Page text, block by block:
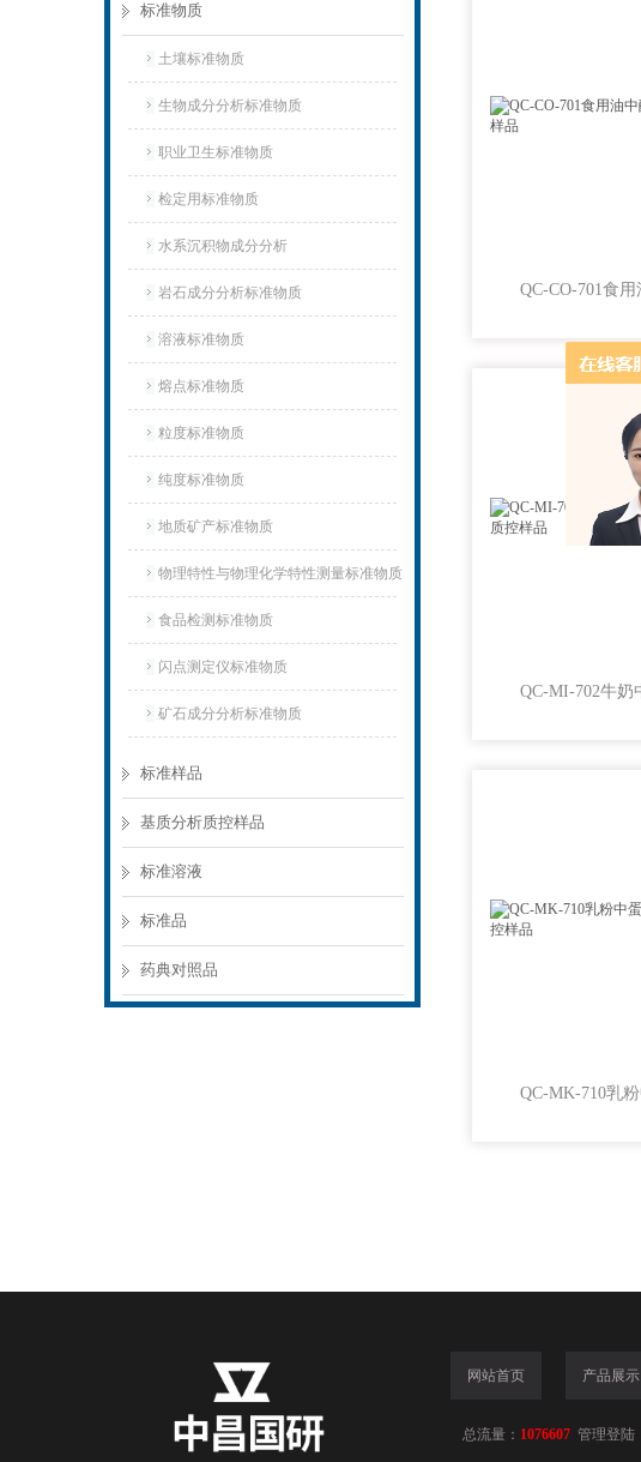
标准物质
土壤标准物质
生物成分分析标准物质
职业卫生标准物质
检定用标准物质
水系沉积物成分分析
岩石成分分析标准物质
溶液标准物质
熔点标准物质
粒度标准物质
纯度标准物质
地质矿产标准物质
物理特性与物理化学特性测量标准物质
食品检测标准物质
闪点测定仪标准物质
矿石成分分析标准物质
标准样品
基质分析质控样品
标准溶液
标准品
药典对照品
网站首页 产品展示
总流量： 1076607 管理登陆